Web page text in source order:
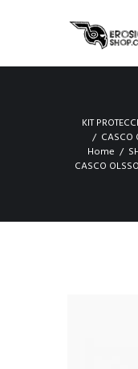
KIT
CASCO
Home
CASCO